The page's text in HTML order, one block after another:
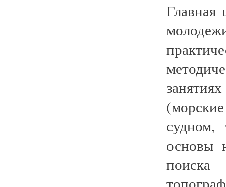
Главная
судном,
основы